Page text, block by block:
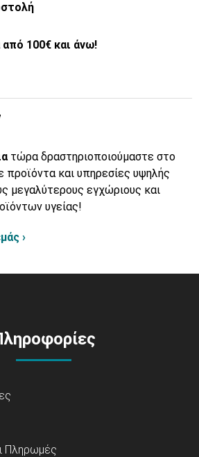
100€ και άνω!
τώρα δραστηριοποιούμαστε στο
προϊόντα και υπηρεσίες υψηλής
μεγαλύτερους εγχώριους και
υγείας!
›
Πληρωμές